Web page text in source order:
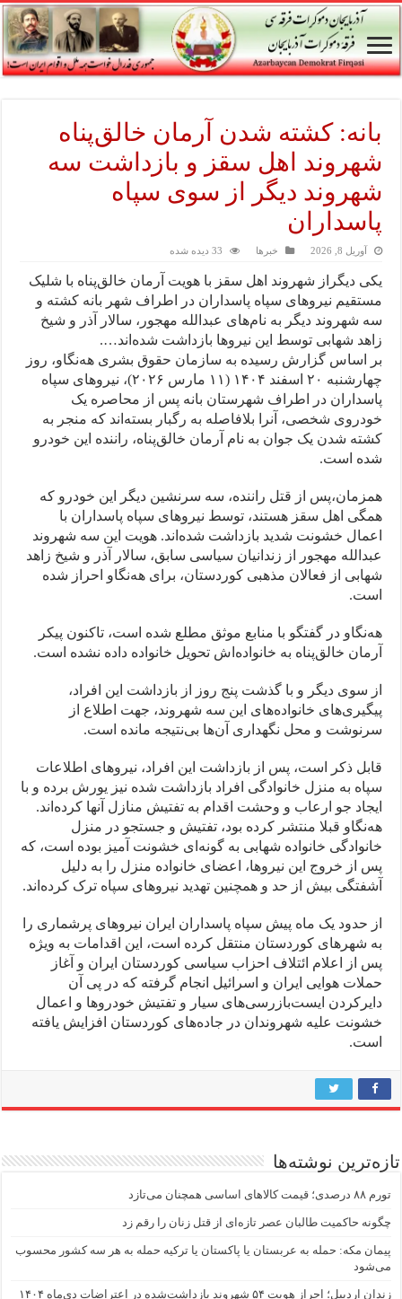
بانه: کشته شدن آرمان خالق‌پناه
شهروند اهل سقز و بازداشت سه
شهروند دیگر از سوی سپاه
پاسداران
آوریل 8, 2026 خبرها 33 دیده شده
یکی دیگراز شهروند اهل سقز با هویت آرمان خالق‌پناه با شلیک
مستقیم نیروهای سپاه پاسداران در اطراف شهر بانه کشته و
سه شهروند دیگر به نام‌های عبدالله مهجور، سالار آذر و شیخ
زاهد شهابی توسط این نیروها بازداشت شده‌اند….
بر اساس گزارش رسیده به سازمان حقوق بشری هه‌نگاو، روز
چهارشنبه ۲۰ اسفند ۱۴۰۴ (۱۱ مارس ۲۰۲۶)، نیروهای سپاه
پاسداران در اطراف شهرستان بانه پس از محاصرە یک
خودروی شخصی، آنرا بلافاصلە به رگبار بسته‌اند که منجر به
کشته شدن یک جوان بە نام آرمان خالق‌پناه، راننده این خودرو
شده است.
همزمان،پس از قتل رانندە، سه سرنشین دیگر این خودرو که
همگی اهل سقز هستند، توسط نیروهای سپاه پاسداران با
اعمال خشونت شدید بازداشت شده‌اند. هویت این سه شهروند
عبدالله مهجور از زندانیان سیاسی سابق، سالار آذر و شیخ زاهد
شهابی از فعالان مذهبی کوردستان، برای هه‌نگاو احراز شده
است.
هه‌نگاو در گفتگو با منابع موثق مطلع شده است، تاکنون پیکر
آرمان خالق‌پناه به خانواده‌اش تحویل خانواده داده نشده است.
از سوی دیگر و با گذشت پنج روز از بازداشت این افراد،
پیگیری‌های خانواده‌های این سه شهروند، جهت اطلاع از
سرنوشت و محل نگهداری آن‌ها بی‌نتیجه مانده است.
قابل ذکر است، پس از بازداشت این افراد، نیروهای اطلاعات
سپاه به منزل خانوادگی افراد بازداشت شده نیز یورش برده و با
ایجاد جو ارعاب و وحشت اقدام به تفتیش منازل آنها کرده‌‌اند.
هەنگاو قبلا منتشر کردە بود، تفتیش و جستجو در منزل
خانوادگی خانوادە شهابی بە گونەای خشونت آمیز بودە است، کە
پس از خروج این نیروها، اعضای خانوادە منزل را بە دلیل
آشفتگی بیش از حد و همچنین تهدید نیروهای سپاه ترک کردەاند.
از حدود یک ماه پیش سپاه پاسداران ایران نیروهای پرشماری را
به شهرهای کوردستان منتقل کرده است، این اقدامات به ویژه
پس از اعلام ائتلاف احزاب سیاسی کوردستان ایران و آغاز
حملات هوایی ایران و اسرائیل انجام گرفتە کە در پی آن
دایرکردن ایست‌بازرسی‌های سیار و تفتیش خودروها و اعمال
خشونت علیە شهروندان در جادەهای کوردستان افزایش یافتە
است.
تازه‌ترین نوشته‌ها
تورم ۸۸ درصدی؛ قیمت کالاهای اساسی همچنان می‌تازد
چگونه حاکمیت طالبان عصر تازه‌ای از قتل زنان را رقم زد
پیمان مکه: حمله به عربستان یا پاکستان یا ترکیه حمله به هر سه کشور محسوب
می‌شود
زندان اردبیل؛ احراز هویت ۵۴ شهروند بازداشت‌شده در اعتراضات دی‌ماه ۱۴۰۴